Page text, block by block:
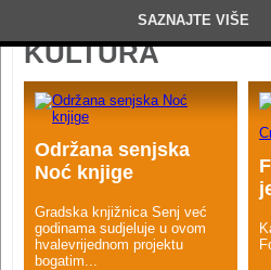
KULTURA
Održana senjska
Noć knjige
Gradska knjižnica Senj već
godinama sudjeluje u ovom
hvalevrijednom projektu
bogatim...
SAZNAJTE VIŠE